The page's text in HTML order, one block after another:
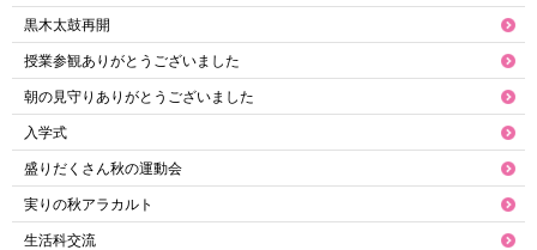
黒木太鼓再開
授業参観ありがとうございました
朝の見守りありがとうございました
入学式
盛りだくさん秋の運動会
実りの秋アラカルト
生活科交流